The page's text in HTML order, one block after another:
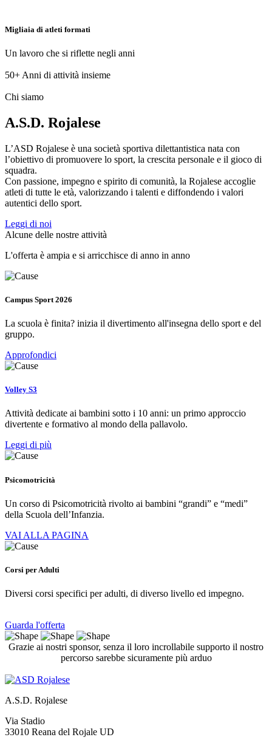
Migliaia di atleti formati
Un lavoro che si riflette negli anni
50+ Anni di attività insieme
Chi siamo
A.S.D. Rojalese
L’ASD Rojalese è una società sportiva dilettantistica nata con
l’obiettivo di promuovere lo sport, la crescita personale e il gioco di
squadra.
Con passione, impegno e spirito di comunità, la Rojalese accoglie
atleti di tutte le età, valorizzando i talenti e diffondendo i valori
autentici dello sport.
Leggi di noi
Alcune delle nostre attività
L'offerta è ampia e si arricchisce di anno in anno
Campus Sport 2026
La scuola è finita? inizia il divertimento all'insegna dello sport e del
gruppo.
Approfondici
Volley S3
Attività dedicate ai bambini sotto i 10 anni: un primo approccio
divertente e formativo al mondo della pallavolo.
Leggi di più
Psicomotricità
Un corso di Psicomotricità rivolto ai bambini “grandi” e “medi”
della Scuola dell’Infanzia.
VAI ALLA PAGINA
Corsi per Adulti
Diversi corsi specifici per adulti, di diverso livello ed impegno.
Guarda l'offerta
Grazie ai nostri sponsor, senza il loro incrollabile supporto il nostro
percorso sarebbe sicuramente più arduo
A.S.D. Rojalese
Via Stadio
33010 Reana del Rojale UD